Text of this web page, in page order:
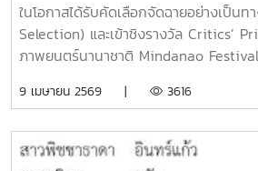
ในโอกาสได้รับคัดเลือกจัดฉายอย่างเป็น
Selection) และเข้าชิงรางวัล Critics’
ภาพยนตร์นานาชาติ Mindanao
ภาพยนตร์ในแนวทาง Slow Cinema จาก
ลักษณ์และประวัติศาสตร์ของผู้คน ภาพยน
สัมฤทธิ์จากการนำองค์ความรู้ด้าน "การสื่
9 เมษายน 2569 | 3616